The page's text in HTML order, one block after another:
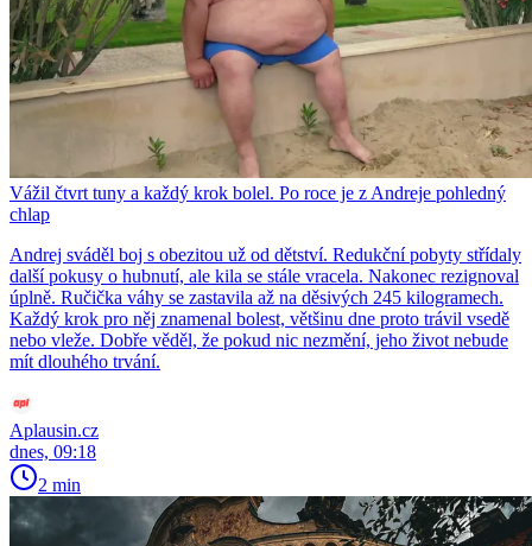
Vážil čtvrt tuny a každý krok bolel. Po roce je z Andreje pohledný
chlap
Andrej sváděl boj s obezitou už od dětství. Redukční pobyty střídaly
další pokusy o hubnutí, ale kila se stále vracela. Nakonec rezignoval
úplně. Ručička váhy se zastavila až na děsivých 245 kilogramech.
Každý krok pro něj znamenal bolest, většinu dne proto trávil vsedě
nebo vleže. Dobře věděl, že pokud nic nezmění, jeho život nebude
mít dlouhého trvání.
Aplausin.cz
dnes, 09:18
2 min